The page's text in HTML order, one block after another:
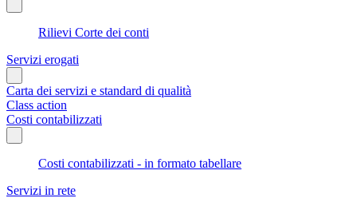
Rilievi Corte dei conti
Servizi erogati
Carta dei servizi e standard di qualità
Class action
Costi contabilizzati
Costi contabilizzati - in formato tabellare
Servizi in rete